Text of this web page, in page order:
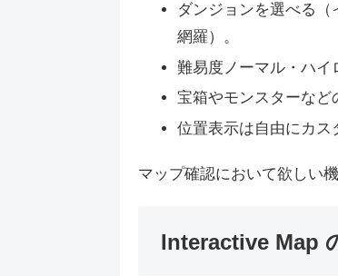
ダンジョンを選べる
網羅）。
難易度ノーマル・ハイ
宝箱やモンスターなど
位置表示は自由にカス
マップ確認において欲しい
Interactive Map